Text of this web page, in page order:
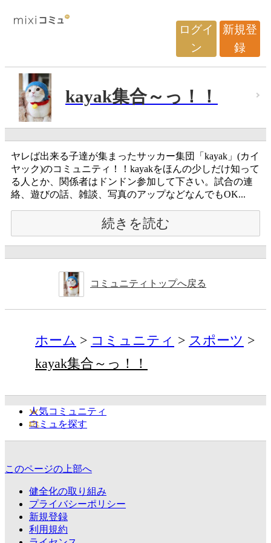
ログイ
ン
新規登
録
kayak集合～っ！！
ヤレば出来る子達が集まったサッカー集団「kayak」(カイ
ヤック)のコミュニティ！！kayakをほんの少しだけ知って
る人とか、関係者はドンドン参加して下さい。試合の連
絡、遊びの話、雑談、写真のアップなどなんでもOK...
続きを読む
コミュニティトップへ戻る
ホーム コミュニティ
スポーツ
kayak集合～っ！！
人気コミュニティ
コミュを探す
このページの上部へ
健全化の取り組み
プライバシーポリシー
新規登録
利用規約